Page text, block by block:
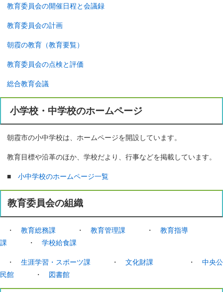
教育委員会の開催日程と会議録
教育委員会の計画
朝霞の教育（教育要覧）
教育委員会の点検と評価
総合教育会議
小学校・中学校のホームページ
朝霞市の小中学校は、ホームページを開設しています。
教育目標や沿革のほか、学校だより、行事などを掲載しています。
■ 小中学校のホームページ一覧
教育委員会の組織
・ 教育総務課 ・ 教育管理課 ・ 教育指導
課 ・ 学校給食課
・ 生涯学習・スポーツ課 ・ 文化財課 ・ 中央公
民館 ・ 図書館